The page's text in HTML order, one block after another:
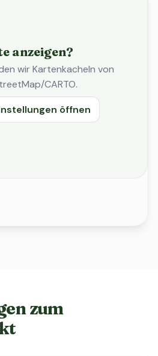
anzeigen?
wir Kartenkacheln von
CARTO.
öffnen
zum